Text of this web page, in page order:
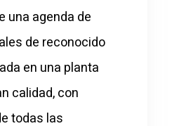
una agenda de
de reconocido
en una planta
calidad, con
todas las